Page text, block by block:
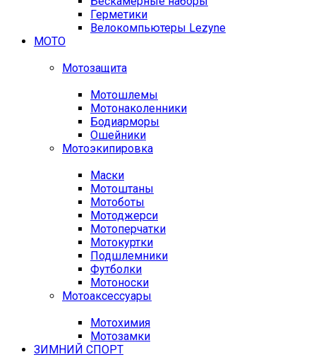
Герметики
Велокомпьютеры Lezyne
МОТО
Мотозащита
Мотошлемы
Мотонаколенники
Бодиарморы
Ошейники
Мотоэкипировка
Маски
Мотоштаны
Мотоботы
Мотоджерси
Мотоперчатки
Мотокуртки
Подшлемники
Футболки
Мотоноски
Мотоаксессуары
Мотохимия
Мотозамки
ЗИМНИЙ СПОРТ